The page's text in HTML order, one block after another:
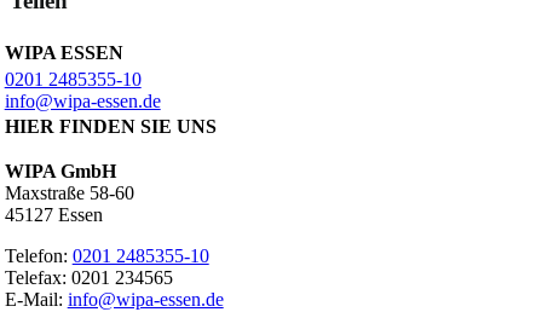
WIPA ESSEN
0201 2485355-10
info@wipa-essen.de
HIER FINDEN SIE UNS
WIPA GmbH
Maxstraße 58-60
45127 Essen
Telefon: 0201 2485355-10
Telefax: 0201 234565
E-Mail: info@wipa-essen.de